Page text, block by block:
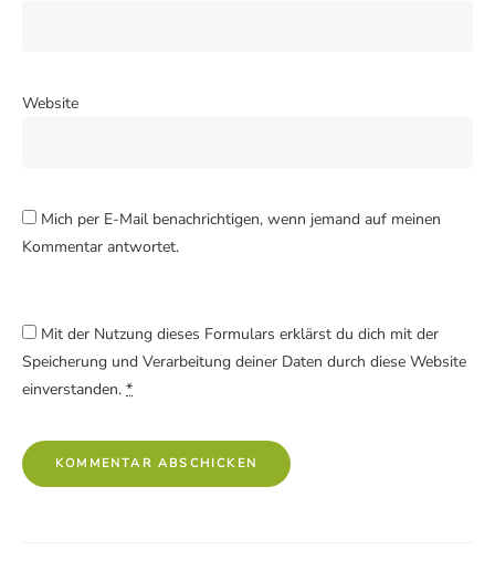
Website
Mich per E-Mail benachrichtigen, wenn jemand auf meinen
Kommentar antwortet.
Mit der Nutzung dieses Formulars erklärst du dich mit der
Speicherung und Verarbeitung deiner Daten durch diese Website
einverstanden. *